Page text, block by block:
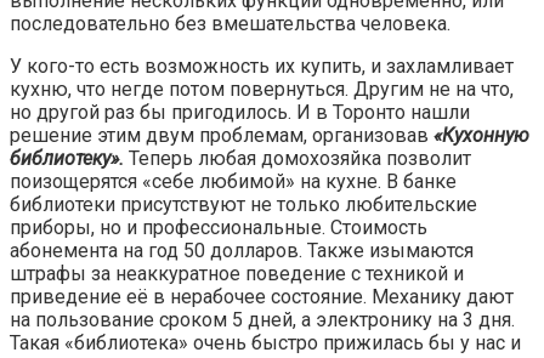
последовательно без вмешательства человека.
У кого-то есть возможность их купить, и захламливает
кухню, что негде потом повернуться. Другим не на что,
но другой раз бы пригодилось. И в Торонто нашли
решение этим двум проблемам, организовав «Кухонную
библиотеку». Теперь любая домохозяйка позволит
поизощерятся «себе любимой» на кухне. В банке
библиотеки присутствуют не только любительские
приборы, но и профессиональные. Стоимость
абонемента на год 50 долларов. Также изымаются
штрафы за неаккуратное поведение с техникой и
приведение её в нерабочее состояние. Механику дают
на пользование сроком 5 дней, а электронику на 3 дня.
Такая «библиотека» очень быстро прижилась бы у нас и